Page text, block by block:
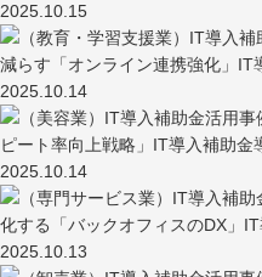
2025.10.15
2025.10.14
2025.10.14
2025.10.13